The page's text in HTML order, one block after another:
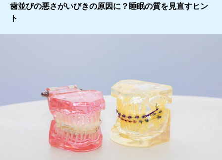
歯並びの悪さがいびきの原因に？睡眠の質を見直すヒン
ト